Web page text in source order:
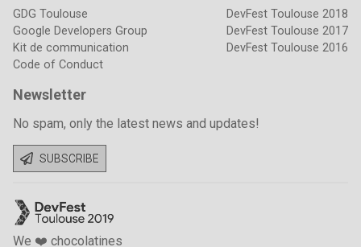
GDG Toulouse
Google Developers Group
Kit de communication
Code of Conduct
DevFest Toulouse 2018
DevFest Toulouse 2017
DevFest Toulouse 2016
Newsletter
No spam, only the latest news and updates!
SUBSCRIBE
We ❤️ chocolatines